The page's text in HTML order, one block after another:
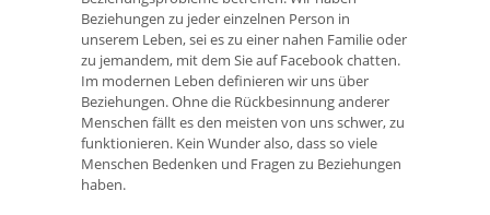
Beziehungen zu jeder einzelnen Person in
unserem Leben, sei es zu einer nahen Familie oder
zu jemandem, mit dem Sie auf Facebook chatten.
Im modernen Leben definieren wir uns über
Beziehungen. Ohne die Rückbesinnung anderer
Menschen fällt es den meisten von uns schwer, zu
funktionieren. Kein Wunder also, dass so viele
Menschen Bedenken und Fragen zu Beziehungen
haben.